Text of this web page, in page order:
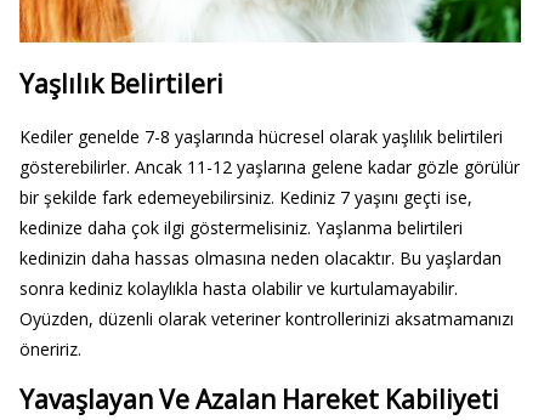
Yaşlılık Belirtileri
Kediler genelde 7-8 yaşlarında hücresel olarak yaşlılık belirtileri
gösterebilirler. Ancak 11-12 yaşlarına gelene kadar gözle görülür
bir şekilde fark edemeyebilirsiniz. Kediniz 7 yaşını geçti ise,
kedinize daha çok ilgi göstermelisiniz. Yaşlanma belirtileri
kedinizin daha hassas olmasına neden olacaktır. Bu yaşlardan
sonra kediniz kolaylıkla hasta olabilir ve kurtulamayabilir.
Oyüzden, düzenli olarak veteriner kontrollerinizi aksatmamanızı
öneririz.
Yavaşlayan Ve Azalan Hareket Kabiliyeti